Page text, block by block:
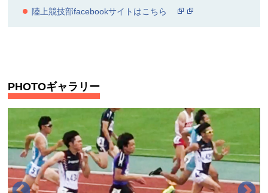
陸上競技部facebookサイトはこちら
PHOTOギャラリー